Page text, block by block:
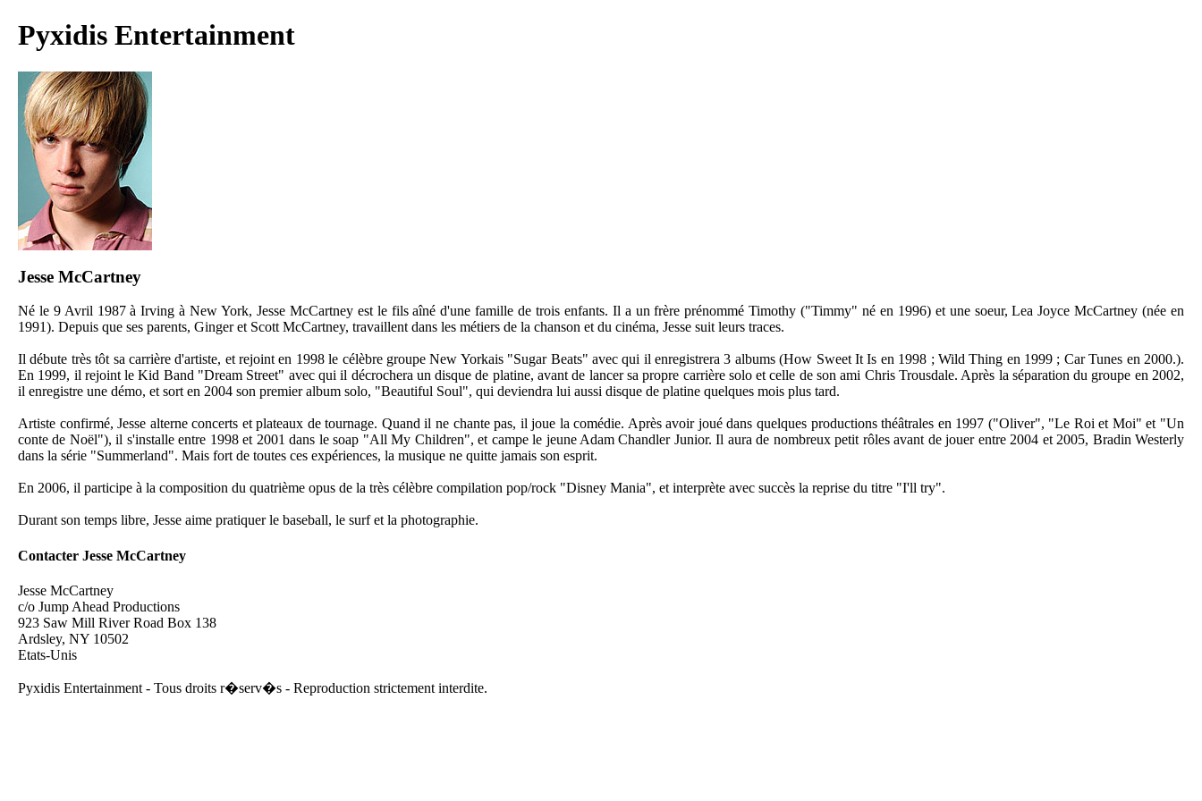
Pyxidis Entertainment
Jesse McCartney
Né le 9 Avril 1987 à Irving à New York, Jesse McCartney est le fils aîné d'une famille de trois enfants. Il a un frère prénommé Timothy ("Timmy" né en 1996) et une soeur, Lea Joyce McCartney (née en
1991). Depuis que ses parents, Ginger et Scott McCartney, travaillent dans les métiers de la chanson et du cinéma, Jesse suit leurs traces.
Il débute très tôt sa carrière d'artiste, et rejoint en 1998 le célèbre groupe New Yorkais "Sugar Beats" avec qui il enregistrera 3 albums (How Sweet It Is en 1998 ; Wild Thing en 1999 ; Car Tunes en 2000.).
En 1999, il rejoint le Kid Band "Dream Street" avec qui il décrochera un disque de platine, avant de lancer sa propre carrière solo et celle de son ami Chris Trousdale. Après la séparation du groupe en 2002,
il enregistre une démo, et sort en 2004 son premier album solo, "Beautiful Soul", qui deviendra lui aussi disque de platine quelques mois plus tard.
Artiste confirmé, Jesse alterne concerts et plateaux de tournage. Quand il ne chante pas, il joue la comédie. Après avoir joué dans quelques productions théâtrales en 1997 ("Oliver", "Le Roi et Moi" et "Un
conte de Noël"), il s'installe entre 1998 et 2001 dans le soap "All My Children", et campe le jeune Adam Chandler Junior. Il aura de nombreux petit rôles avant de jouer entre 2004 et 2005, Bradin Westerly
dans la série "Summerland". Mais fort de toutes ces expériences, la musique ne quitte jamais son esprit.
En 2006, il participe à la composition du quatrième opus de la très célèbre compilation pop/rock "Disney Mania", et interprète avec succès la reprise du titre "I'll try".
Durant son temps libre, Jesse aime pratiquer le baseball, le surf et la photographie.
Contacter Jesse McCartney
Jesse McCartney
c/o Jump Ahead Productions
923 Saw Mill River Road Box 138
Ardsley, NY 10502
Etats-Unis
Pyxidis Entertainment - Tous droits r�serv�s - Reproduction strictement interdite.